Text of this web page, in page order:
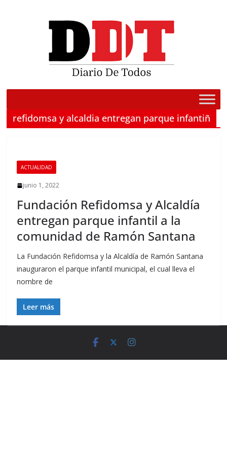
refidomsa y alcaldia entregan parque infantiñ
ACTUALIDAD
junio 1, 2022
Fundación Refidomsa y Alcaldía
entregan parque infantil a la
comunidad de Ramón Santana
La Fundación Refidomsa y la Alcaldía de Ramón Santana
inauguraron el parque infantil municipal, el cual lleva el
nombre de
Leer más